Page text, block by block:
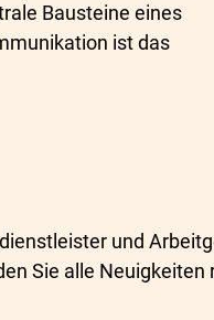
Bausteine eines
ist das
und
Sie alle Neuigkeiten